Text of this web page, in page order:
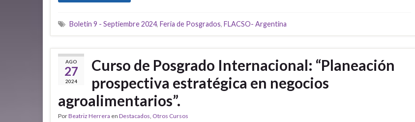
Boletin 9 - Septiembre 2024, Feria de Posgrados, FLACSO- Argentina
AGO
27
2024
Curso de Posgrado Internacional: “Planeación
prospectiva estratégica en negocios
agroalimentarios”.
PorBeatriz Herrera en Destacados Otros Cursos